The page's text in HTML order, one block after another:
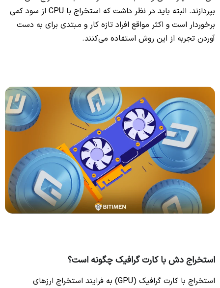
بپردازند. البته باید در نظر داشت که استخراج با CPU از سود کمی
برخوردار است و اکثر مواقع افراد تازه کار و مبتدی برای به دست
آوردن تجربه از این روش استفاده می‌کنند.
استخراج دش با کارت گرافیک چگونه است؟
استخراج با کارت گرافیک (GPU) به فرایند استخراج ارزهای